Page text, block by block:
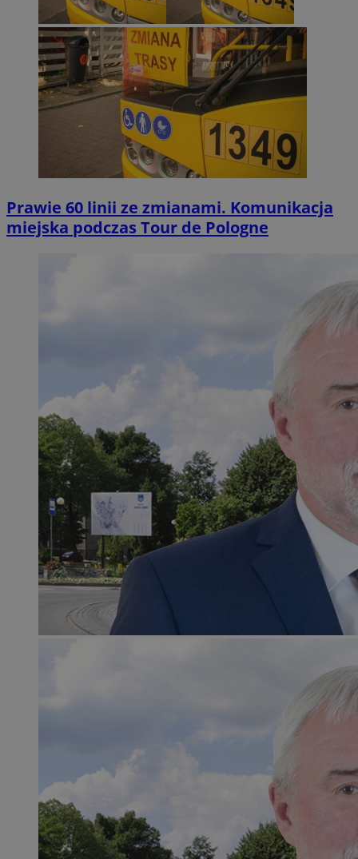
Prawie 60 linii ze zmianami. Komunikacja
miejska podczas Tour de Pologne